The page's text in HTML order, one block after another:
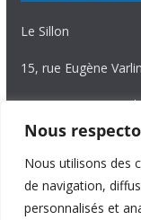
Nous
Nous utilisons des
de navigation,
personnalisés et
Le Sillon
15, rue Eugène
87036 Limoges
Tél. 05 55 06 14 15
Nous écrire